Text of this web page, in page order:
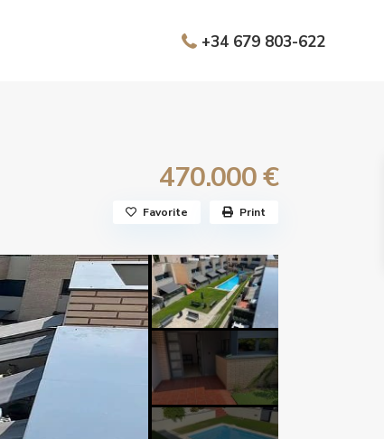
+34 679 803-622
470.000 €
Favorite Print